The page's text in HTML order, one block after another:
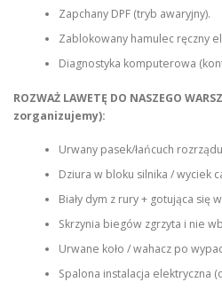
Zapchany DPF (tryb awaryjny).
Zablokowany hamulec ręczny
Diagnostyka komputerowa
ROZWAŻ LAWETĘ DO NASZEGO
zorganizujemy):
Urwany pasek/łańcuch
Dziura w bloku silnika / wyciek
Biały dym z rury + gotująca się
Skrzynia biegów zgrzyta i nie
Urwane koło / wahacz po
Spalona instalacja elektryczna